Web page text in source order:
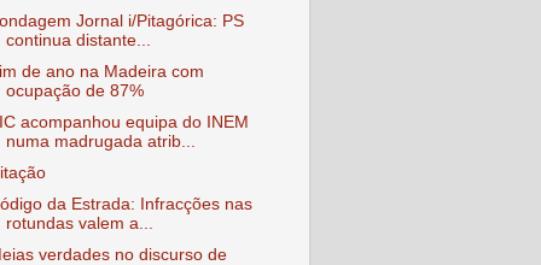
Jornal i/Pitagórica: PS
continua distante...
de ano na Madeira com
ocupação de 87%
acompanhou equipa do INEM
numa madrugada atrib...
da Estrada: Infracções nas
rotundas valem a...
verdades no discurso de